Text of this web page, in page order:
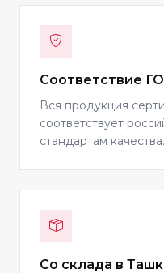
Соответствие
Вся продукция
соответствует
стандартам качества.
Со склада в